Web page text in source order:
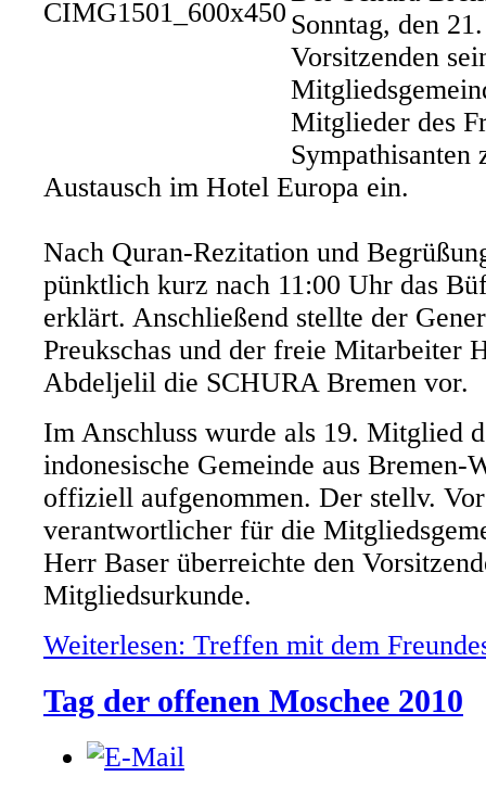
Sonntag, den
Vorsitzenden
Mitglieder des
Sympathisanten
Austausch im Hotel Europa ein.
Nach Quran-Rezitation und
pünktlich kurz nach 11:00 Uhr das
erklärt. Anschließend stellte der
Preukschas und der freie Mitarbeiter
Abdeljelil die SCHURA Bremen vor.
Im Anschluss wurde als 19. Mitglied
indonesische Gemeinde aus Bremen-
offiziell aufgenommen. Der stellv.
verantwortlicher für die
Herr Baser überreichte den
Mitgliedsurkunde.
Weiterlesen: Treffen mit dem
Tag der offenen Moschee 2010